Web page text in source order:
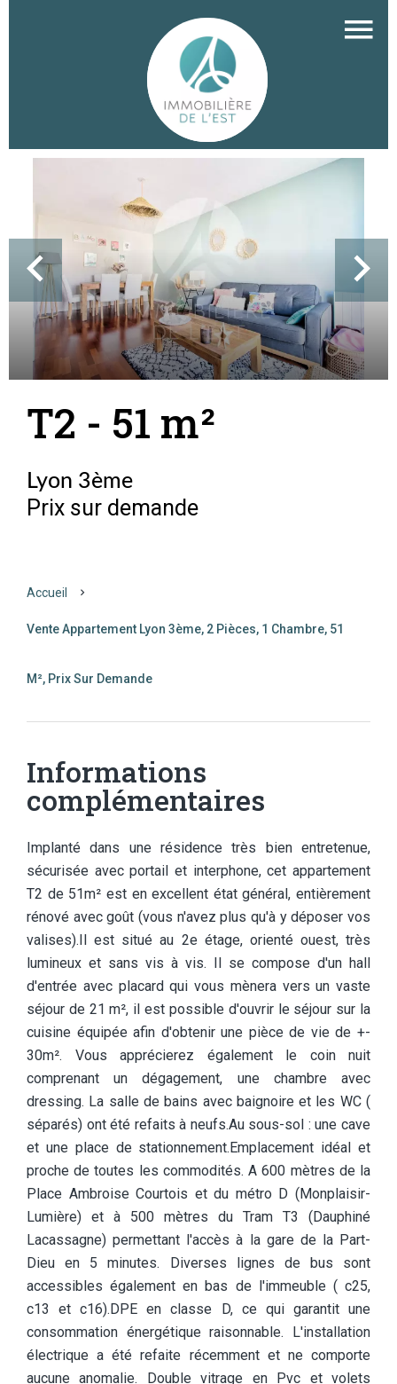
T2 - 51 m²
Lyon 3ème
Prix sur demande
Accueil
Vente Appartement Lyon 3ème, 2 Pièces, 1 Chambre, 51
M², Prix Sur Demande
Informations
complémentaires
Implanté dans une résidence très bien entretenue,
sécurisée avec portail et interphone, cet appartement
T2 de 51m² est en excellent état général, entièrement
rénové avec goût (vous n'avez plus qu'à y déposer vos
valises).Il est situé au 2e étage, orienté ouest, très
lumineux et sans vis à vis. Il se compose d'un hall
d'entrée avec placard qui vous mènera vers un vaste
séjour de 21 m², il est possible d'ouvrir le séjour sur la
cuisine équipée afin d'obtenir une pièce de vie de +-
30m². Vous apprécierez également le coin nuit
comprenant un dégagement, une chambre avec
dressing. La salle de bains avec baignoire et les WC (
séparés) ont été refaits à neufs.Au sous-sol : une cave
et une place de stationnement.Emplacement idéal et
proche de toutes les commodités. A 600 mètres de la
Place Ambroise Courtois et du métro D (Monplaisir-
Lumière) et à 500 mètres du Tram T3 (Dauphiné
Lacassagne) permettant l'accès à la gare de la Part-
Dieu en 5 minutes. Diverses lignes de bus sont
accessibles également en bas de l'immeuble ( c25,
c13 et c16).DPE en classe D, ce qui garantit une
consommation énergétique raisonnable. L'installation
électrique a été refaite récemment et ne comporte
aucune anomalie. Double vitrage en Pvc et volets